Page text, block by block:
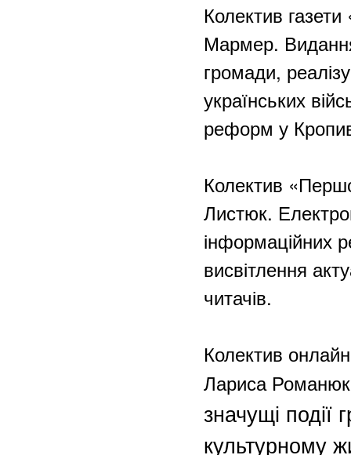
Колектив
Мармер.
громади,
українських
реформ у
Колектив
Листюк.
інформаційних
висвітлення
читачів.
Колектив
Лариса
значущі події
культурному